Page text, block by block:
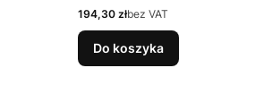
Cena
194,30 złbez VAT
Do koszyka